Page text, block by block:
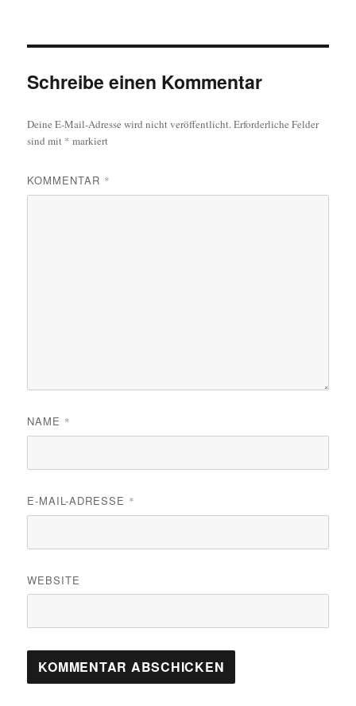
Schreibe einen Kommentar
Deine E-Mail-Adresse wird nicht veröffentlicht. Erforderliche Felder
sind mit * markiert
KOMMENTAR *
NAME *
E-MAIL-ADRESSE *
WEBSITE